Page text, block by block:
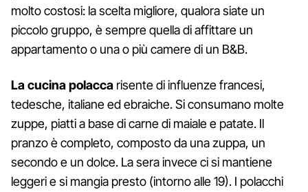
molto costosi: la scelta migliore, qualora siate un
piccolo gruppo, è sempre quella di affittare un
appartamento o una o più camere di un B&B.
La cucina polacca risente di influenze francesi,
tedesche, italiane ed ebraiche. Si consumano molte
zuppe, piatti a base di carne di maiale e patate. Il
pranzo è completo, composto da una zuppa, un
secondo e un dolce. La sera invece ci si mantiene
leggeri e si mangia presto (intorno alle 19). I polacchi